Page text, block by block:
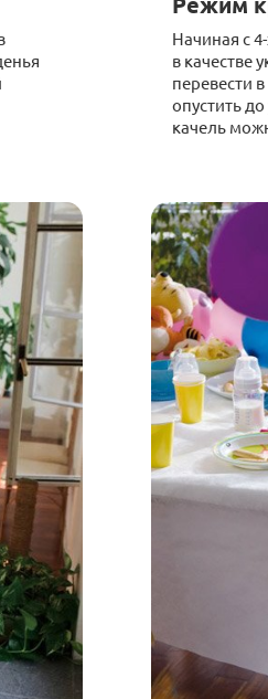
Начиная с
в качестве
перевести
опустить
качель